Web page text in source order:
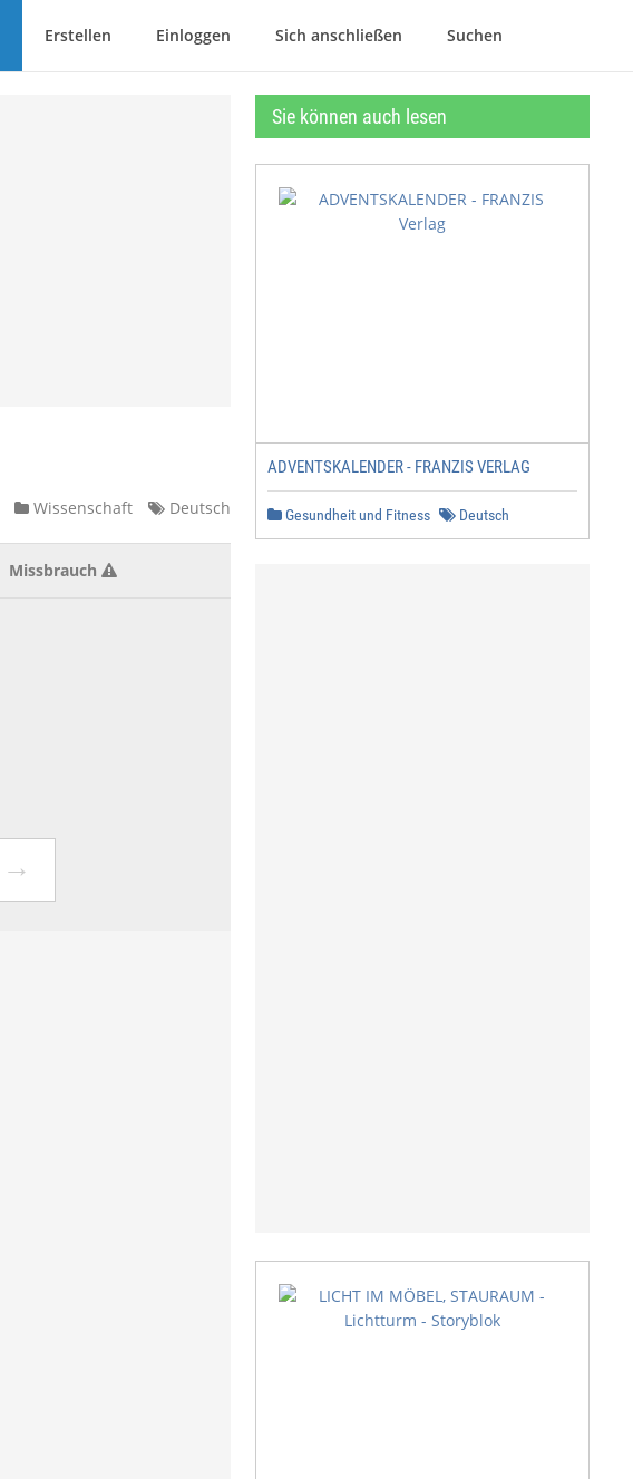
Erstellen Einloggen Sich anschließen Suchen
Wissenschaft Deutsch
Missbrauch
→
Sie können auch lesen
ADVENTSKALENDER - FRANZIS VERLAG
Gesundheit und Fitness Deutsch